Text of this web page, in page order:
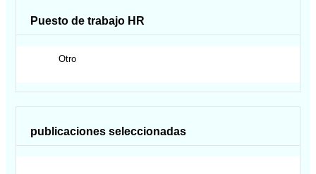
Puesto de trabajo HR
Otro
publicaciones seleccionadas